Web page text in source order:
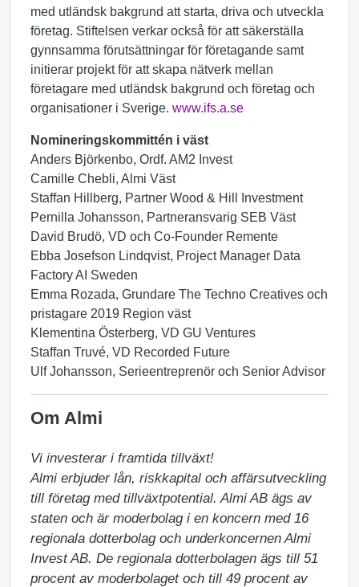
med utländsk bakgrund att starta, driva och utveckla
företag. Stiftelsen verkar också för att säkerställa
gynnsamma förutsättningar för företagande samt
initierar projekt för att skapa nätverk mellan
företagare med utländsk bakgrund och företag och
organisationer i Sverige. www.ifs.a.se
Nomineringskommittén i väst
Anders Björkenbo, Ordf. AM2 Invest
Camille Chebli, Almi Väst
Staffan Hillberg, Partner Wood & Hill Investment
Pernilla Johansson, Partneransvarig SEB Väst
David Brudö, VD och Co-Founder Remente
Ebba Josefson Lindqvist, Project Manager Data
Factory AI Sweden
Emma Rozada, Grundare The Techno Creatives och
pristagare 2019 Region väst
Klementina Österberg, VD GU Ventures
Staffan Truvé, VD Recorded Future
Ulf Johansson, Serieentreprenör och Senior Advisor
Om Almi
Vi investerar i framtida tillväxt!
Almi erbjuder lån, riskkapital och affärsutveckling
till företag med tillväxtpotential. Almi AB ägs av
staten och är moderbolag i en koncern med 16
regionala dotterbolag och underkoncernen Almi
Invest AB. De regionala dotterbolagen ägs till 51
procent av moderbolaget och till 49 procent av